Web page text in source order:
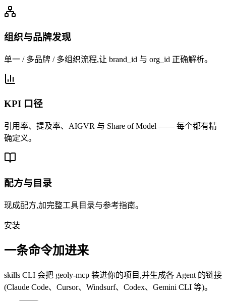
组织与品牌发现
单一 / 多品牌 / 多组织流程,让 brand_id 与 org_id 正确解析。
KPI 口径
引用率、提及率、AIGVR 与 Share of Model —— 每个都有精
确定义。
配方与目录
现成配方,加完整工具目录与参考指南。
安装
一条命令加进来
skills CLI 会把 geoly-mcp 装进你的项目,并生成各 Agent 的链接
(Claude Code、Cursor、Windsurf、Codex、Gemini CLI 等)。